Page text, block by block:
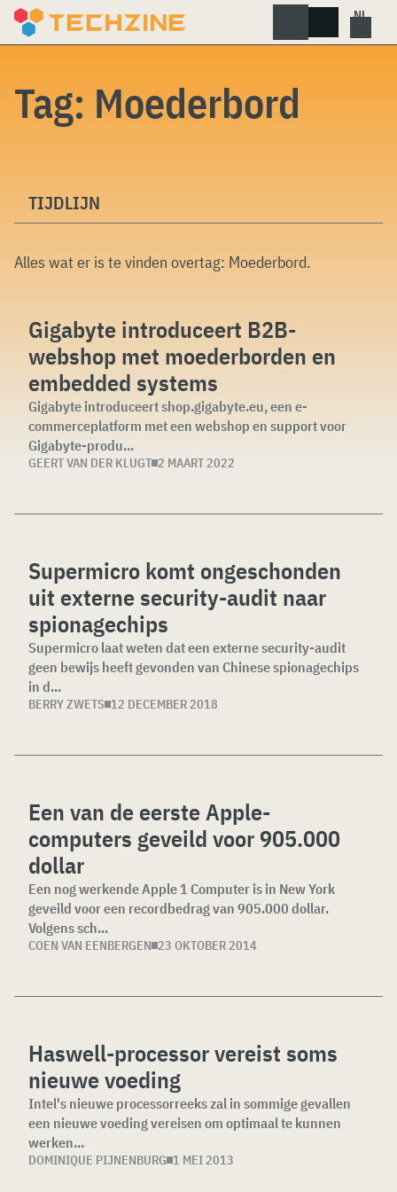
Skip
Tag: Moederbord
TIJDLIJN
Alles wat er is te vinden overtag: Moederbord.
Gigabyte introduceert B2B-
webshop met moederborden en
embedded systems
Gigabyte introduceert shop.gigabyte.eu, een e-
commerceplatform met een webshop en support voor
Gigabyte-produ...
GEERT VAN DER KLUGT 2 MAART 2022
Supermicro komt ongeschonden
uit externe security-audit naar
spionagechips
Supermicro laat weten dat een externe security-audit
geen bewijs heeft gevonden van Chinese spionagechips
in d...
BERRY ZWETS 12 DECEMBER 2018
Een van de eerste Apple-
computers geveild voor 905.000
dollar
Een nog werkende Apple 1 Computer is in New York
geveild voor een recordbedrag van 905.000 dollar.
Volgens sch...
COEN VAN EENBERGEN 23 OKTOBER 2014
Haswell-processor vereist soms
nieuwe voeding
Intel's nieuwe processorreeks zal in sommige gevallen
een nieuwe voeding vereisen om optimaal te kunnen
werken...
DOMINIQUE PIJNENBURG 1 MEI 2013